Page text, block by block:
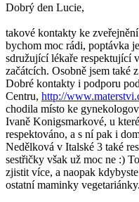
Dobrý den Lucie,
takové kontakty ke
bychom moc rádi, poptávka
sdružující lékaře respektující
začátcích. Osobně jsem také
Dobré kontakty i podporu
Centru, http://
chodila místo ke
Ivaně Konigsmarkové, u
respektováno, a s ní pak i
Nedělková v Italské 3 také
sestřičky však už moc ne :)
zjistit více, a naopak
ostatní maminky vegetariánky.